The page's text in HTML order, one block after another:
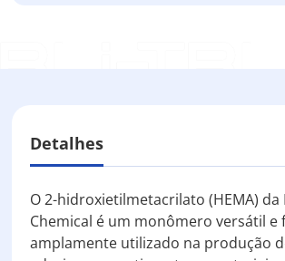
Detalhes
O 2-hidroxietilmetacrilato (HEMA) da
Chemical é um monômero versátil e
amplamente utilizado na produção